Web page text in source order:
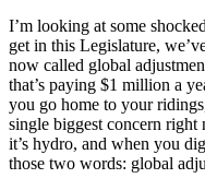
I’m looking at some
get in this Legislature,
now called global
that’s paying $1 million a
you go home to your
single biggest concern right
it’s hydro, and when you
those two words: global